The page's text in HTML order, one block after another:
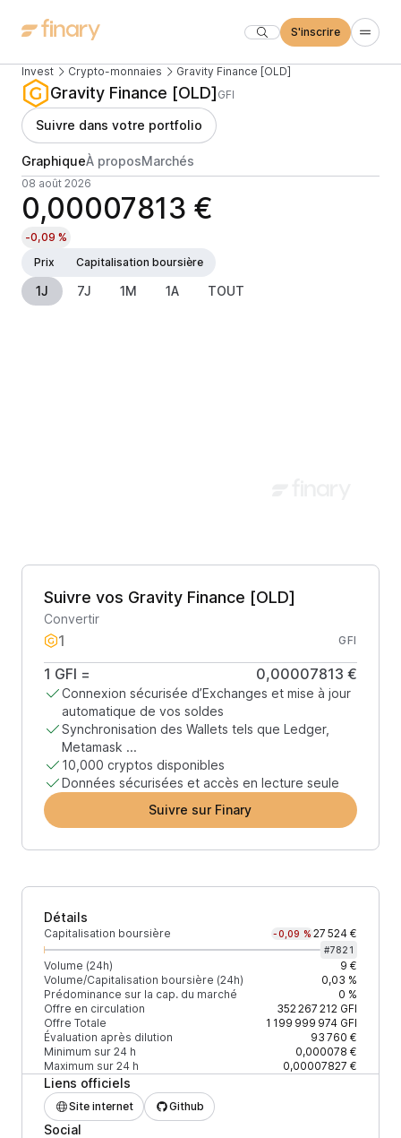
S'inscrire
Invest Crypto-monnaies Gravity Finance [OLD]
Gravity Finance [OLD] GFI
Suivre dans votre portfolio
GraphiqueÀ proposMarchés
08 août 2026
0,00007813 €
-0,09 %
Prix
Capitalisation boursière
1J 7J 1M 1A TOUT
Suivre vos Gravity Finance [OLD]
Convertir
GFI
1 GFI = 0,00007813 €
Connexion sécurisée d’Exchanges et mise à jour
automatique de vos soldes
Synchronisation des Wallets tels que Ledger,
Metamask ...
10,000 cryptos disponibles
Données sécurisées et accès en lecture seule
Suivre sur Finary
Détails
Capitalisation boursière -0,09 % 27 524 €
#7821
Volume (24h)
9 €
Volume/Capitalisation boursière (24h)
0,03 %
Prédominance sur la cap. du marché
0 %
Offre en circulation
352 267 212GFI
Offre Totale
1 199 999 974GFI
Évaluation après dilution
93 760 €
Minimum sur 24 h
0,000078 €
Maximum sur 24 h
0,00007827 €
Liens officiels
Site internet Github
Social